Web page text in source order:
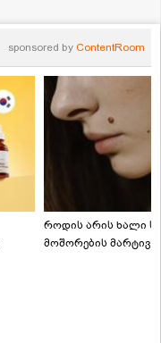
sponsored by ContentRoom
როდის არის ხალი
მოშორების